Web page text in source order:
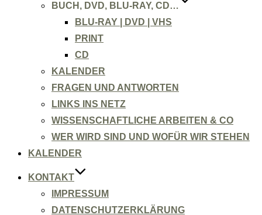
BUCH, DVD, BLU-RAY, CD…
BLU-RAY | DVD | VHS
PRINT
CD
KALENDER
FRAGEN UND ANTWORTEN
LINKS INS NETZ
WISSENSCHAFTLICHE ARBEITEN & CO
WER WIRD SIND UND WOFÜR WIR STEHEN
KALENDER
KONTAKT
IMPRESSUM
DATENSCHUTZERKLÄRUNG